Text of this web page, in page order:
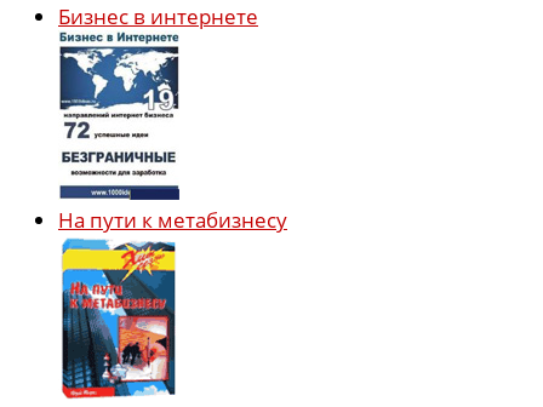
Бизнес в интернете
На пути к метабизнесу